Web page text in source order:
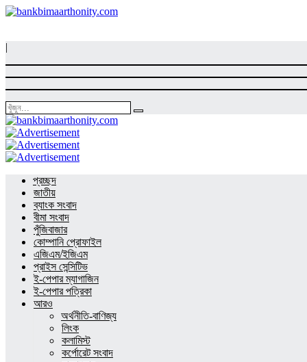
|
প্রচ্ছদ
জাতীয়
ব্যাংক সংবাদ
বীমা সংবাদ
পুঁজিবাজার
কোম্পানি প্রোফাইল
এজিএম/ইজিএম
প্রাইস সেন্সিটিভ
ই-পেপার ম্যাগাজিন
ই-পেপার পত্রিকা
আরও
অর্থনীতি-বাণিজ্য
লিংক
কলামিস্ট
কর্পোরেট সংবাদ